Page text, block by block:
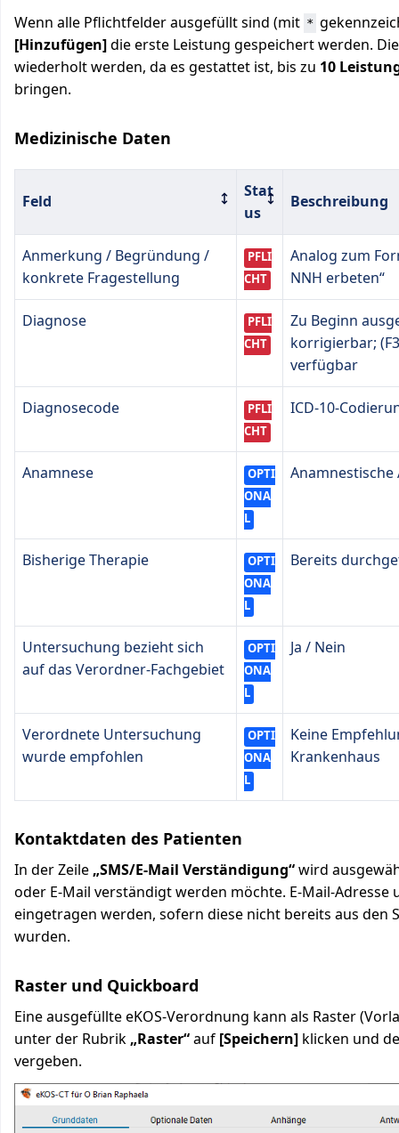
Wenn alle Pflichtfelder ausgefüllt sind (mit *
[Hinzufügen]die erste Leistung gespeichert werden.
wiederholt werden, da es gestattet ist, bis zu 10
bringen.
Medizinische Daten
Feld
Stat
us
Beschreibung
Anmerkung / Begründung /
konkrete Fragestellung
PFLI
CHT
Analog zum
NNH erbeten“
Diagnose
PFLI
CHT
Zu Beginn
korrigierbar;
verfügbar
Diagnosecode
PFLI
CHT
ICD-10-
Anamnese
OPTI
ONA
L
Anamnestische
Bisherige Therapie
OPTI
ONA
L
Bereits
Untersuchung bezieht sich
auf das Verordner-Fachgebiet
OPTI
ONA
L
Ja / Nein
Verordnete Untersuchung
wurde empfohlen
OPTI
ONA
L
Keine
Krankenhaus
Kontaktdaten des Patienten
In der Zeile „SMS/E-Mail Verständigung“wird
oder E-Mail verständigt werden möchte. E-Mail-
eingetragen werden, sofern diese nicht bereits aus den
wurden.
Raster und Quickboard
Eine ausgefüllte eKOS-Verordnung kann als Raster
unter der Rubrik „Raster“auf [Speichern] klicken und
vergeben.